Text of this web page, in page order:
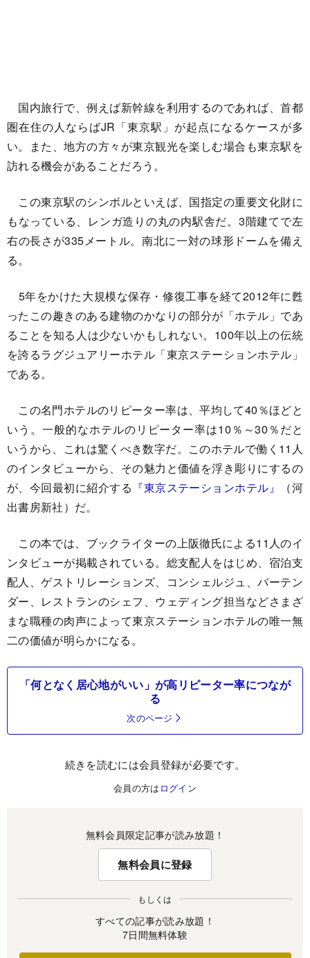
国内旅行で、例えば新幹線を利用するのであれば、首都
圏在住の人ならばJR「東京駅」が起点になるケースが多
い。また、地方の方々が東京観光を楽しむ場合も東京駅を
訪れる機会があることだろう。
この東京駅のシンボルといえば、国指定の重要文化財に
もなっている、レンガ造りの丸の内駅舎だ。3階建てで左
右の長さが335メートル。南北に一対の球形ドームを備え
る。
5年をかけた大規模な保存・修復工事を経て2012年に甦
ったこの趣きのある建物のかなりの部分が「ホテル」であ
ることを知る人は少ないかもしれない。100年以上の伝統
を誇るラグジュアリーホテル「東京ステーションホテル」
である。
この名門ホテルのリピーター率は、平均して40％ほどと
いう。一般的なホテルのリピーター率は10％～30％だと
いうから、これは驚くべき数字だ。このホテルで働く11人
のインタビューから、その魅力と価値を浮き彫りにするの
が、今回最初に紹介する 『東京ステーションホテル』
（河
出書房新社）だ。
この本では、ブックライターの上阪徹氏による11人のイ
ンタビューが掲載されている。総支配人をはじめ、宿泊支
配人、ゲストリレーションズ、コンシェルジュ、バーテン
ダー、レストランのシェフ、ウェディング担当などさまざ
まな職種の肉声によって東京ステーションホテルの唯一無
二の価値が明らかになる。
「何となく居心地がいい」が高リピーター率につなが
る
次のページ
続きを読むには会員登録が必要です。
会員の方は ログイン
無料会員限定記事が読み放題！
無料会員に登録
もしくは
すべての記事が読み放題！
7日間無料体験